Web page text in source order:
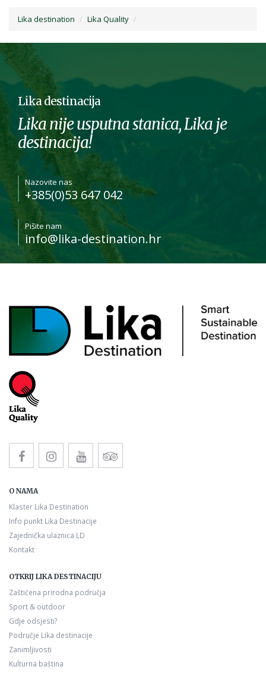
Lika destination Lika Quality
Lika destinacija
Lika nije usputna stanica, Lika je
destinacija!
Nazovite nas
+385(0)53 647 042
Pišite nam
info@lika-destination.hr
O NAMA
Klaster Lika Destination
Info punkt Lika Destinacije
Zajednička ulaznica LD
Kontakt
OTKRIJ LIKA DESTINACIJU
Zaštićena prirodna područja
Sport & outdoor
Gdje odsjesti?
Područje Lika destinacije
Zanimljivosti
Kulturna baština